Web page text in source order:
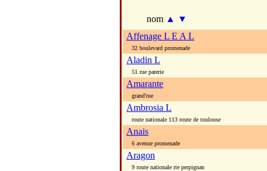
nom ▲
▼
Affenage L E A L
32 boulevard promenade
Aladin L
51 rue parerie
Amarante
grand'rue
Ambrosia L
route nationale 113 route de toulouse
Anais
6 avenue promenade
Aragon
9 route nationale rte perpignan